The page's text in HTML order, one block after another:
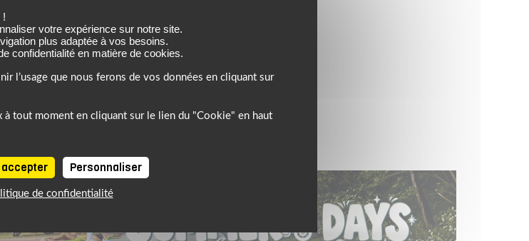
!
votre expérience sur notre site.
plus adaptée à vos besoins.
confidentialité en matière de cookies.
l’usage que nous ferons de vos données en cliquant sur
tout moment en cliquant sur le lien du "Cookie" en haut
Personnaliser
de confidentialité